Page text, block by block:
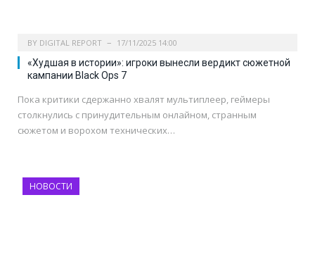
BY DIGITAL REPORT 17/11/2025 14:00
«Худшая в истории»: игроки вынесли вердикт сюжетной
кампании Black Ops 7
Пока критики сдержанно хвалят мультиплеер, геймеры
столкнулись с принудительным онлайном, странным
сюжетом и ворохом технических…
НОВОСТИ